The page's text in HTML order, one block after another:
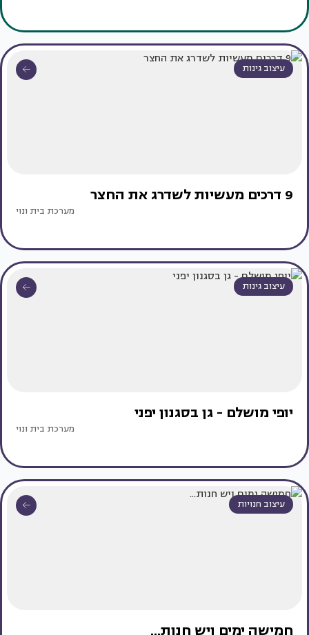
עיצוב גינות
9 דרכים מעשיות לשדרג את החצר
מערכת בית ונוי
עיצוב גינות
יופי מושלם - גן בסגנון יפני
מערכת בית ונוי
עיצוב חנויות
חמישה ימים ויש חנות...